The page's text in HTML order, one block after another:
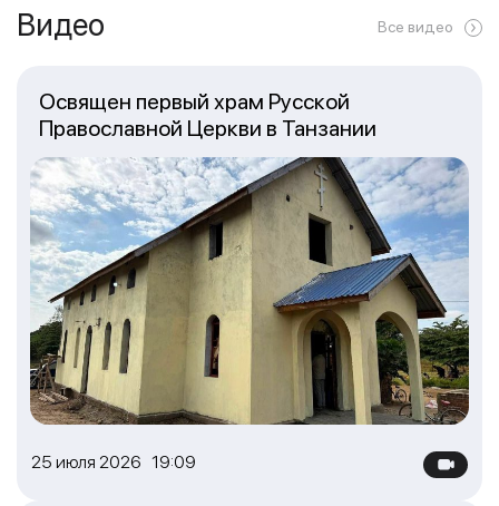
Видео Все видео
25 июля 2026 19:09
Освящен первый храм Русской
Православной Церкви в Танзании